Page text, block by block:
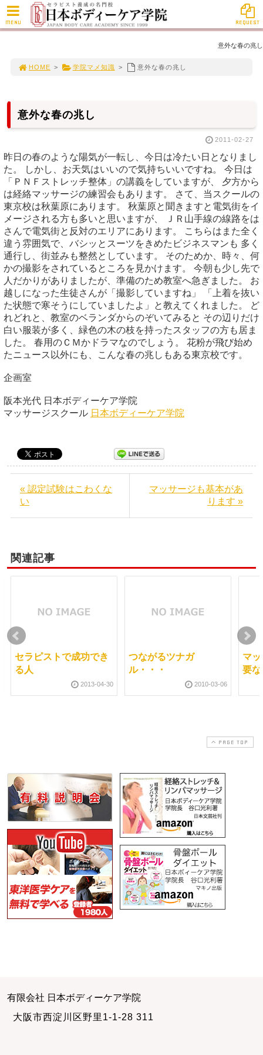
意外な春の兆し
HOME > 学院マメ知識 > 意外な春の兆し
意外な春の兆し
2011-02-27
昨日の春のような陽気が一転し、今日は冷たい日となりまし
た。 しかし、お天気はいいので気持ちいいですね。 今日は
「ＰＮＦストレッチ整体」の講義をしていますが、 夕方から
は経絡マッサージの練習会もあります。 さて、当スクールの
東京校は秋葉原にあります。 秋葉原と聞きますと電気街をイ
メージされる方も多いと思いますが、 ＪＲ山手線の線路をは
さんで電気街と反対のエリアにあります。 こちらはまた全く
違う雰囲気で、バシッとスーツをきめたビジネスマンも 多く
通行し、街並みも整然としています。 そのためか、時々、何
かの撮影をされているところを見かけます。 今朝も少し先で
人だかりがありましたが、準備のため教室へ急ぎました。 お
越しになった生徒さんが「撮影していますね」 「上着を抜い
た状態で寒そうにしていましたよ」と教えてくれました。 ど
れどれと、教室のベランダからのぞいてみると その辺りだけ
白い服装が多く、緑色の木の枝を持ったスタッフの方も居ま
した。 春用のＣＭかドラマなのでしょう。 花粉が飛び始め
たニュース以外にも、こんな春の兆しもある東京校です。
企画室
阪本光代 日本ボディーケア学院
マッサージスクール 日本ボディーケア学院
« 認定試験はこわくな
い
マッサージも基本があ
ります »
関連記事
セラピストで成功でき
る人
2013-04-30
つながるツナガ
ル・・・
2010-03-06
マ
要
PAGE TOP
有限会社 日本ボディーケア学院
大阪市西淀川区野里1-1-28 311
MENU REQUEST